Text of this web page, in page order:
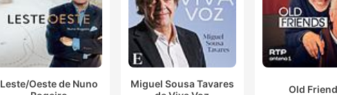
Leste/Oeste de Nuno
Miguel Sousa Tavares
Old